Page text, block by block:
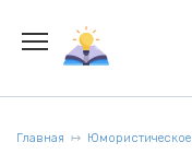
содержанию
Главная Юмористическое